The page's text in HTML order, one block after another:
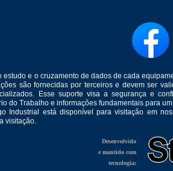
estudo e o cruzamento de dados de cada
são fornecidas por terceiros e devem ser
Esse suporte visa a segurança e
do Trabalho e informações fundamentais para
Industrial está disponível para visitação em
visitação.
Desenvolvido
e mantido com
tecnologia: